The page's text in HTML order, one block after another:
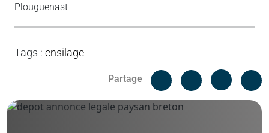
Plouguenast
Tags : ensilage
Partage
Facebook
Linked